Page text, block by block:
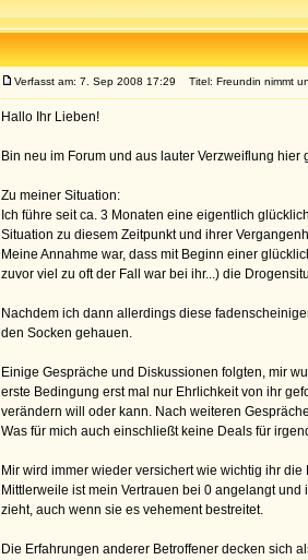
Verfasst am: 7. Sep 2008 17:29 Titel: Freundin nimmt
Hallo Ihr Lieben!
Bin neu im Forum und aus lauter Verzweiflung hier
Zu meiner Situation:
Ich führe seit ca. 3 Monaten eine eigentlich
Situation zu diesem Zeitpunkt und ihrer
Meine Annahme war, dass mit Beginn einer
zuvor viel zu oft der Fall war bei ihr...) die
Nachdem ich dann allerdings diese
den Socken gehauen.
Einige Gespräche und Diskussionen folgten, mir
erste Bedingung erst mal nur Ehrlichkeit von ihr
verändern will oder kann. Nach weiteren
Was für mich auch einschließt keine Deals für
Mir wird immer wieder versichert wie wichtig ihr
Mittlerweile ist mein Vertrauen bei 0 angelangt
zieht, auch wenn sie es vehement bestreitet.
Die Erfahrungen anderer Betroffener decken sich